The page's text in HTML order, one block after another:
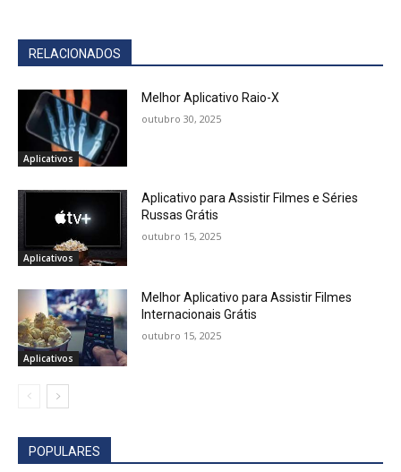
RELACIONADOS
Aplicativos
Melhor Aplicativo Raio-X
outubro 30, 2025
Aplicativos
Aplicativo para Assistir Filmes e Séries
Russas Grátis
outubro 15, 2025
Aplicativos
Melhor Aplicativo para Assistir Filmes
Internacionais Grátis
outubro 15, 2025
POPULARES